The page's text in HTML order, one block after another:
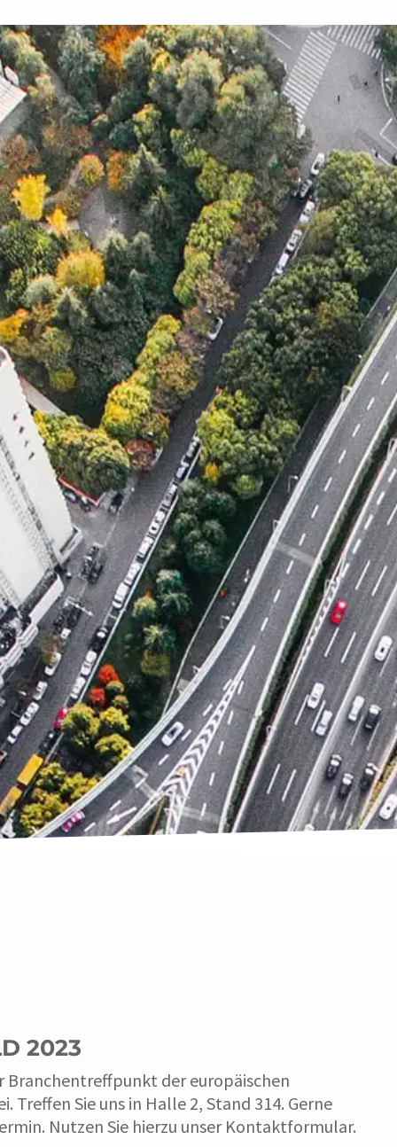
2023
Branchentreffpunkt der europäischen
Treffen Sie uns in Halle 2, Stand 314. Gerne
Nutzen Sie hierzu unser Kontaktformular.